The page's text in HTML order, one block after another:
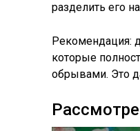
разделить его
Рекомендация:
которые
обрывами. Это